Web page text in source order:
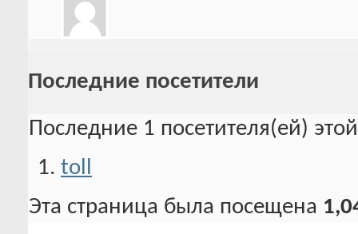
Последние посетители
Последние 1 посетителя(ей)
toll
Эта страница была посещена